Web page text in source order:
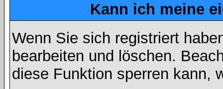
Kann ich meine
Wenn Sie sich registriert
bearbeiten und löschen.
diese Funktion sperren kann,